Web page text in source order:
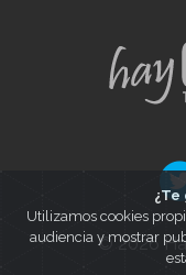
© 2026
¿Te
Utilizamos cookies
audiencia y mostrar